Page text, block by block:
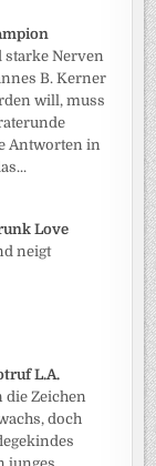
starke Nerven
B. Kerner
will, muss
Antworten in
Love
neigt
L.A.
die Zeichen
doch